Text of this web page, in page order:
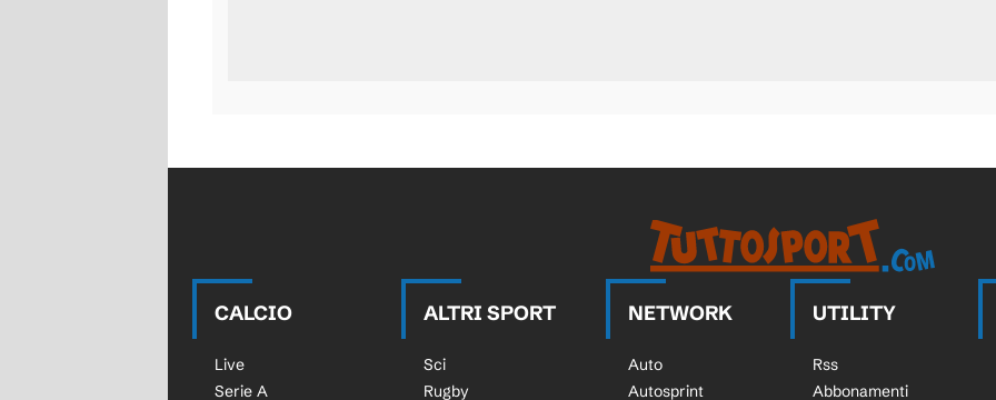
CALCIO
Live
Serie A
ALTRI SPORT
Sci
Rugby
NETWORK
Auto
Autosprint
UTILITY
Rss
Abbonamenti